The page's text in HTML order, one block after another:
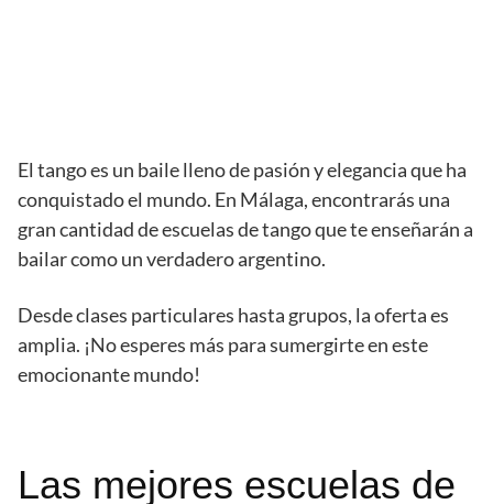
El tango es un baile lleno de pasión y elegancia que ha
conquistado el mundo. En Málaga, encontrarás una
gran cantidad de escuelas de tango que te enseñarán a
bailar como un verdadero argentino.
Desde clases particulares hasta grupos, la oferta es
amplia. ¡No esperes más para sumergirte en este
emocionante mundo!
Las mejores escuelas de